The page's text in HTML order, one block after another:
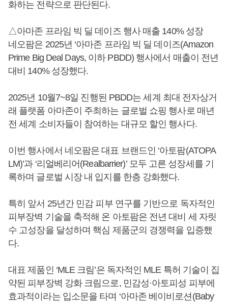
화하는 전략으로 판단된다.
△아마존 프라임 빅 딜 데이즈 행사 매출 140% 성장
네오팜은 2025년 ‘아마존 프라임 빅 딜 데이즈(Amazon
Prime Big Deal Days, 이하 PBDD) 행사에서 매출이 전년
대비 140% 성장했다.
2025년 10월7~8일 진행된 PBDD는 세계 최대 전자상거
래 플랫폼 아마존이 주최하는 글로벌 쇼핑 행사로 매년
전 세계 소비자들이 참여하는 대규모 할인 행사다.
이번 행사에서 네오팜은 대표 브랜드인 ‘아토팜(ATOPA
LM)’과 ‘리얼베리어(Realbarrier)’ 모두 고른 성장세를 기
록하며 글로벌 시장 내 입지를 한층 강화했다.
특히 앞서 25년간 민감 피부 연구를 기반으로 독자적인
피부장벽 기술을 축적해 온 아토팜은 전년 대비 세 자릿
수 고성장을 달성하며 핵심 제품군의 경쟁력을 입증했
다.
대표 제품인 ‘MLE 크림’은 독자적인 MLE 특허 기술이 집
약된 피부장벽 강화 크림으로, 민감성·아토피성 피부에
효과적이라는 입소문을 타며 ‘아마존 베이비로션(Baby